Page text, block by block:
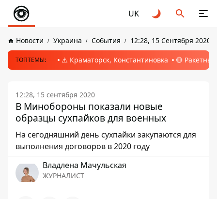
UK
Новости Украина События 12:28, 15 Сентября 2020
ТОПТЕМЫ: ⚠️ Краматорск, Константиновка 🔴
12:28, 15 сентября 2020
В Минобороны показали новые
образцы сухпайков для военных
На сегодняшний день сухпайки закупаются для
выполнения договоров в 2020 году
Владлена Мачульская
ЖУРНАЛИСТ